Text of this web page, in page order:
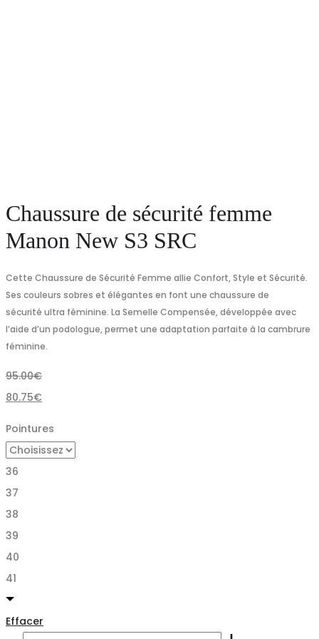
Chaussure de sécurité femme
Manon New S3 SRC
Cette Chaussure de Sécurité Femme allie Confort, Style et Sécurité.
Ses couleurs sobres et élégantes en font une chaussure de
sécurité ultra féminine. La Semelle Compensée, développée avec
l’aide d’un podologue, permet une adaptation parfaite à la cambrure
féminine.
95.00€
80.75€
Pointures
36
37
38
39
40
41
Effacer